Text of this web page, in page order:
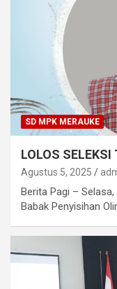
SD MPK MERAUKE
LOLOS
Agustus 5, 2025
Berita Pagi –
Babak Penyisihan